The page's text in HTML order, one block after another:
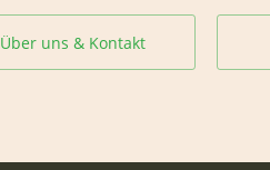
Über uns & Kontakt